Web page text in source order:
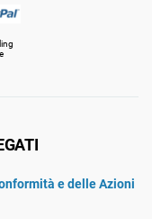
e delle Azioni